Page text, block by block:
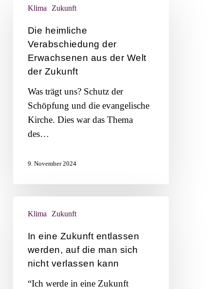
heimliche
Verabschiedung
Erwachsenen
Welt
Zukunft
Klima Zukunft
Die heimliche
Verabschiedung der
Erwachsenen aus der Welt
der Zukunft
Was trägt uns? Schutz der
Schöpfung und die evangelische
Kirche. Dies war das Thema
des…
9. November 2024
eine
Zukunft
entlassen
werden,
Klima Zukunft
In eine Zukunft entlassen
werden, auf die man sich
nicht verlassen kann
“Ich werde in eine Zukunft